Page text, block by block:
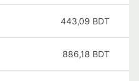
443,09 BDT
886,18 BDT